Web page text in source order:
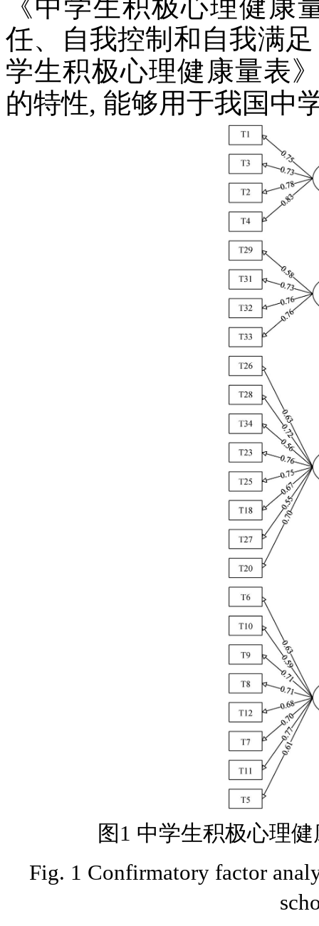
《中学生积极心理健康
任、自我控制和自我满
学生积极心理健康量表
的特性, 能够用于我国中
图1 中学生积极心理
Fig. 1 Confirmatory factor